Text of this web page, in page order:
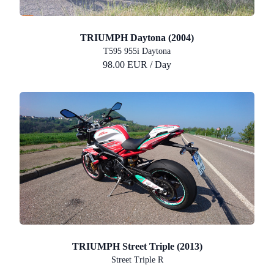
TRIUMPH Daytona (2004)
T595 955i Daytona
98.00 EUR / Day
TRIUMPH Street Triple (2013)
Street Triple R